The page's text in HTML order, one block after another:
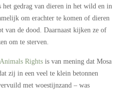
het gedrag van dieren in het wild en in
om erachter te komen of dieren
van de dood. Daarnaast kijken ze of
om te sterven.
Animals Rights is van mening dat Mosa
zij in een veel te klein betonnen
met woestijnzand – was